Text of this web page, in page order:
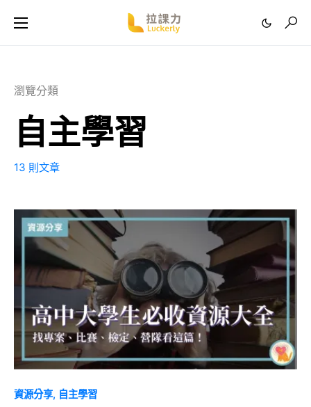
瀏覽分類
自主學習
13 則文章
資源分享 自主學習